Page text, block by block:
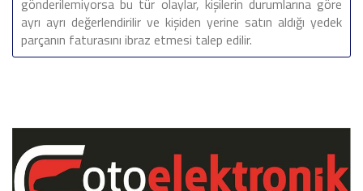
gönderilemiyorsa bu tür olaylar, kişilerin durumlarına göre
ayrı ayrı değerlendirilir ve kişiden yerine satın aldığı yedek
parçanın faturasını ibraz etmesi talep edilir.